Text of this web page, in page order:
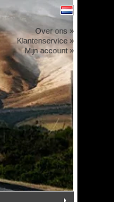
Over ons »
Klantenservice »
Mijn account »